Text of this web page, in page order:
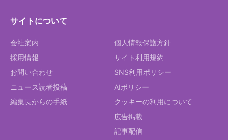
サイトについて
会社案内
採用情報
お問い合わせ
ニュース読者投稿
編集長からの手紙
個人情報保護方針
サイト利用規約
SNS利用ポリシー
AIポリシー
クッキーの利用について
広告掲載
記事配信